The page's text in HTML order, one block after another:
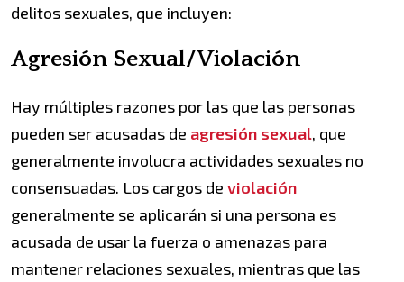
delitos sexuales, que incluyen:
Agresión Sexual/Violación
Hay múltiples razones por las que las personas
pueden ser acusadas de agresión sexual, que
generalmente involucra actividades sexuales no
consensuadas. Los cargos de violación
generalmente se aplicarán si una persona es
acusada de usar la fuerza o amenazas para
mantener relaciones sexuales, mientras que las